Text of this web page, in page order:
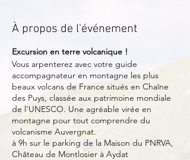
À propos de l'événement
Excursion en terre volcanique !
Vous arpenterez avec votre guide
accompagnateur en montagne les plus
beaux volcans de France situés en Chaîne
des Puys, classée aux patrimoine mondiale
de l'UNESCO. Une agréable virée en
montagne pour tout comprendre du
volcanisme Auvergnat.
à 9h sur le parking de la Maison du PNRVA,
Château de Montlosier à Aydat